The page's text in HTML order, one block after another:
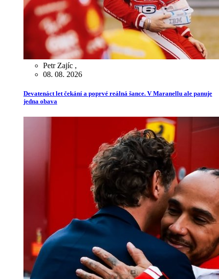
Petr Zajíc ,
08. 08. 2026
Devatenáct let čekání a poprvé reálná šance. V Maranellu ale panuje
jedna obava